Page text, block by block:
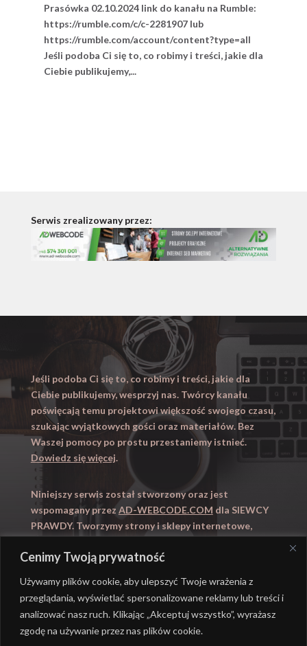
Cenimy Twoją prywatność
Używamy plików cookie, aby ulepszyć Twoje wrażenia z
przeglądania, wyświetlać spersonalizowane reklamy lub treści i
analizować nasz ruch. Klikając „Akceptuj wszystko”, wyrażasz
zgodę na używanie przez nas plików cookie.
Prasówka 02.10.2024 link do kanału na Rumble:
https://rumble.com/c/c-2281907 lub
https://rumble.com/account/content?type=all
Jeśli podoba Ci się to, co robimy i treści, jakie dla
Ciebie publikujemy,...
Serwis zrealizowany przez:
Jeśli podoba Ci się to, co robimy i treści, jakie dla
Ciebie publikujemy, wesprzyj nas. Twórcy kanału
poświęcają temu projektowi większość swojego czasu,
szukając wyjątkowych gości oraz materiałów. Bez
Waszej pomocy po prostu przestaniemy istnieć.
Dowiedz się więcej.
Niniejszy serwis został stworzony oraz jest
wspomagany przez AD-WEBCODE.COM dla SIEWCY
PRAWDY. Tworzymy strony i sklepy internetowe,
Zapraszamy takze naWYUCZENI.PL